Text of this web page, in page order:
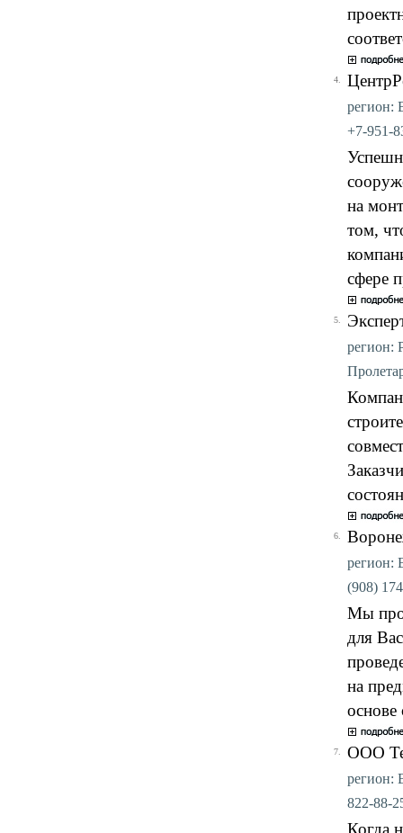
4.
регион:
+7-951-
на
том,
сфере
5.
регион:
6.
регион:
(908)
Мы
для
на
7. ООО
регион:
822-88-
Когда